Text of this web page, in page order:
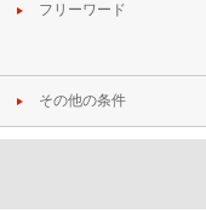
フリーワード
その他の条件